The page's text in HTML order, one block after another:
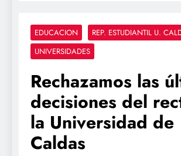
EDUCACION
REP. ESTUDIANTIL U.
UNIVERSIDADES
Rechazamos las
decisiones del
la Universidad de
Caldas